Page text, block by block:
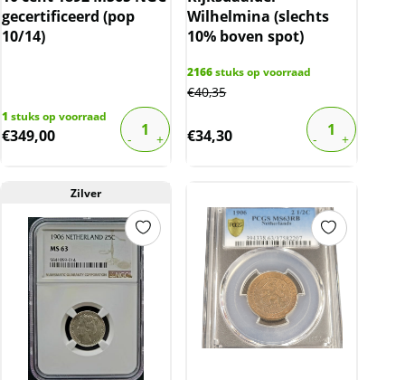
gecertificeerd (pop
10/14)
1 stuks op voorraad
€349,00
Wilhelmina (slechts
10% boven spot)
2166stuks op voorraad
€40,35
€34,30
Zilver